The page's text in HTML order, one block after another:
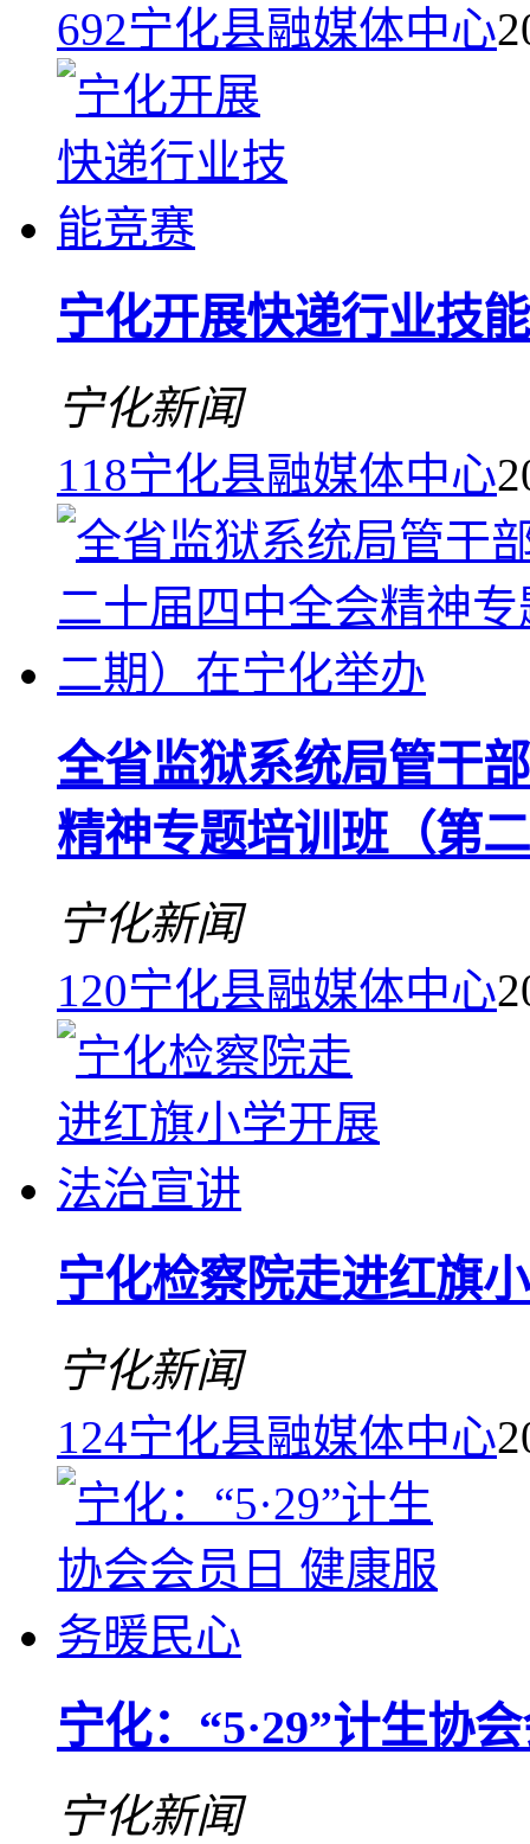
692宁化县融媒体中心
宁化开展快递行业技
宁化新闻
118宁化县融媒体中心
全省监狱系统局管干
精神专题培训班（第
宁化新闻
120宁化县融媒体中心
宁化检察院走进红旗
宁化新闻
124宁化县融媒体中心
宁化：“5·29”计生协
宁化新闻